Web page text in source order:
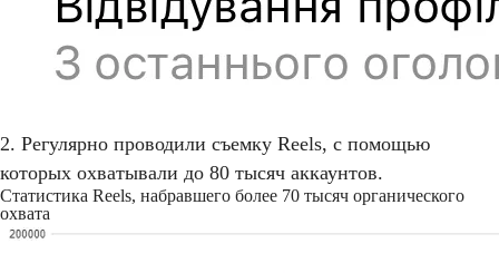
2. Регулярно проводили съемку Reels, с помощью
которых охватывали до 80 тысяч аккаунтов.
Статистика Reels, набравшего более 70 тысяч органического
охвата